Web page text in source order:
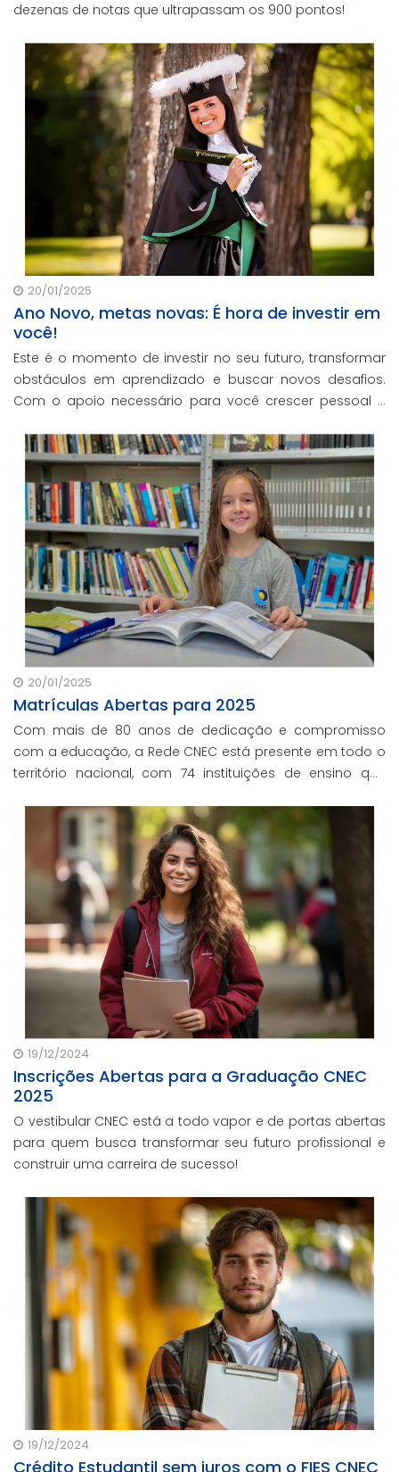
dezenas de notas que ultrapassam os 900 pontos!
20/01/2025
Ano Novo, metas novas: É hora de investir em
você!
Este é o momento de investir no seu futuro, transformar
obstáculos em aprendizado e buscar novos desafios.
Com o apoio necessário para você crescer pessoal e
transformar metas em conquistas reais.
20/01/2025
Matrículas Abertas para 2025
Com mais de 80 anos de dedicação e compromisso
com a educação, a Rede CNEC está presente em todo o
território nacional, com 74 instituições de ensino que
19/12/2024
Inscrições Abertas para a Graduação CNEC
2025
O vestibular CNEC está a todo vapor e de portas abertas
para quem busca transformar seu futuro profissional e
construir uma carreira de sucesso!
19/12/2024
Crédito Estudantil sem juros com o FIES CNEC